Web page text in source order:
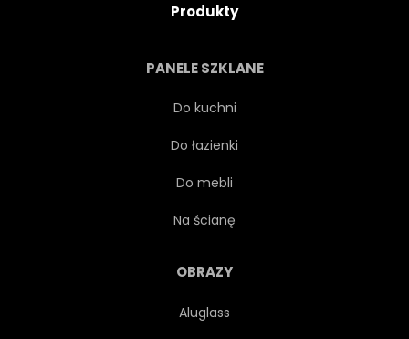
OBRAZ
POJEDYNCZY
Produkty
PANELE SZKLANE
Do kuchni
Do łazienki
Do mebli
Na ścianę
OBRAZY
Aluglass